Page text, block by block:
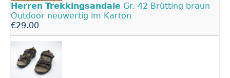
Herren Trekkingsandale Gr. 42 Brütting braun
Outdoor neuwertig im Karton
€29.00